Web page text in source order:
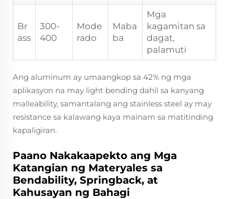
Br
ass
300-
400
Mode
rado
Maba
ba
Mga
kagamitan sa
dagat,
palamuti
Ang aluminum ay umaangkop sa 42% ng mga
aplikasyon na may light bending dahil sa kanyang
malleability, samantalang ang stainless steel ay may
resistance sa kalawang kaya mainam sa matitinding
kapaligiran.
Paano Nakakaapekto ang Mga
Katangian ng Materyales sa
Bendability, Springback, at
Kahusayan ng Bahagi